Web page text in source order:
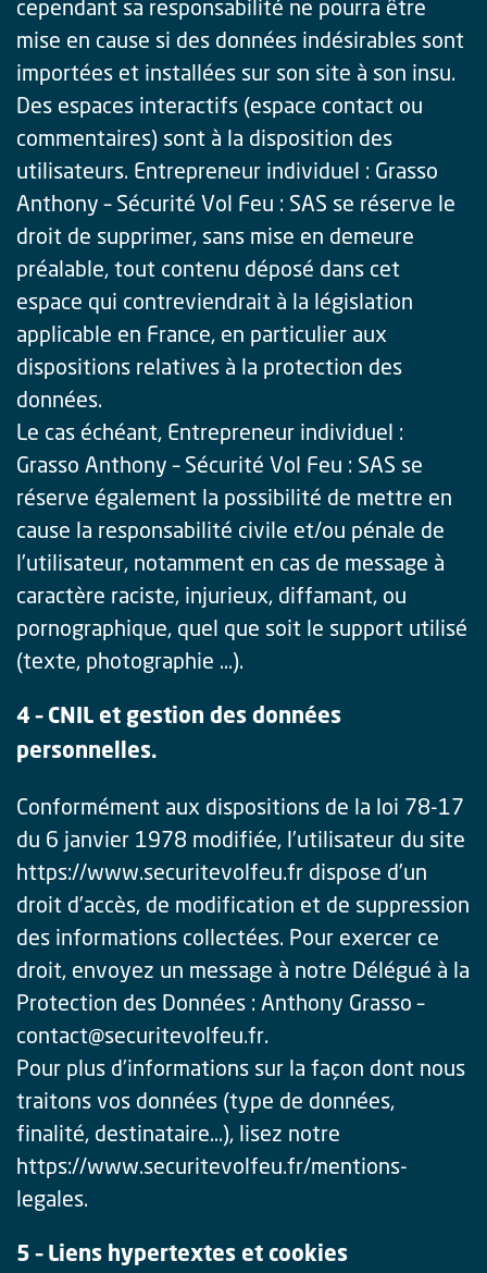
cependant sa responsabilité ne pourra être
mise en cause si des données indésirables sont
importées et installées sur son site à son insu.
Des espaces interactifs (espace contact ou
commentaires) sont à la disposition des
utilisateurs. Entrepreneur individuel : Grasso
Anthony – Sécurité Vol Feu : SAS se réserve le
droit de supprimer, sans mise en demeure
préalable, tout contenu déposé dans cet
espace qui contreviendrait à la législation
applicable en France, en particulier aux
dispositions relatives à la protection des
données.
Le cas échéant, Entrepreneur individuel :
Grasso Anthony – Sécurité Vol Feu : SAS se
réserve également la possibilité de mettre en
cause la responsabilité civile et/ou pénale de
l’utilisateur, notamment en cas de message à
caractère raciste, injurieux, diffamant, ou
pornographique, quel que soit le support utilisé
(texte, photographie …).
4 – CNIL et gestion des données
personnelles.
Conformément aux dispositions de la loi 78-17
du 6 janvier 1978 modifiée, l’utilisateur du site
https://www.securitevolfeu.fr dispose d’un
droit d’accès, de modification et de suppression
des informations collectées. Pour exercer ce
droit, envoyez un message à notre Délégué à la
Protection des Données : Anthony Grasso –
contact@securitevolfeu.fr.
Pour plus d’informations sur la façon dont nous
traitons vos données (type de données,
finalité, destinataire…), lisez notre
https://www.securitevolfeu.fr/mentions-
legales.
5 – Liens hypertextes et cookies